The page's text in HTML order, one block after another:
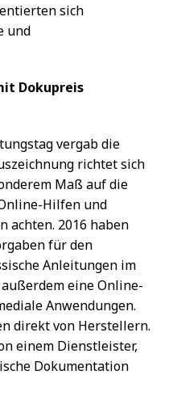
sich
und
Dokupreis
vergab die
richtet sich
Maß auf die
Hilfen und
achten. 2016 haben
für den
Anleitungen im
eine Online-
Anwendungen.
direkt von Herstellern.
einem Dienstleister,
Dokumentation